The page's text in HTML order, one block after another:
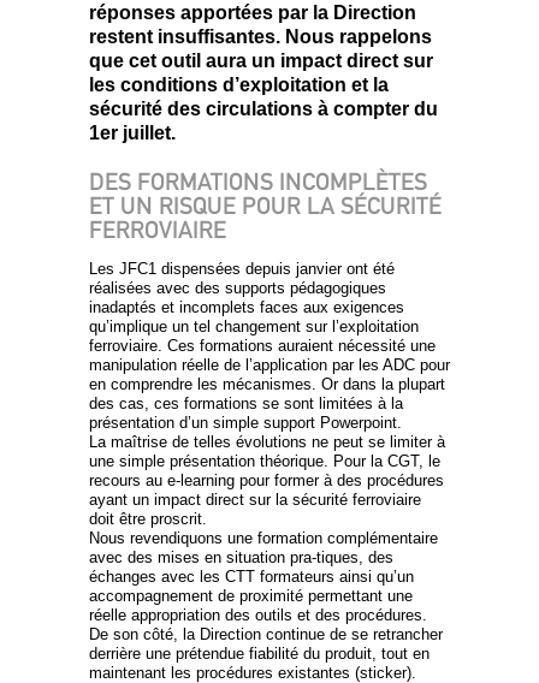
réponses apportées par la Direction
restent insuffisantes. Nous rappelons
que cet outil aura un impact direct sur
les conditions d’exploitation et la
sécurité des circulations à compter du
1er juillet.
DES FORMATIONS INCOMPLÈTES
ET UN RISQUE POUR LA SÉCURITÉ
FERROVIAIRE
Les JFC1 dispensées depuis janvier ont été
réalisées avec des supports pédagogiques
inadaptés et incomplets faces aux exigences
qu’implique un tel changement sur l’exploitation
ferroviaire. Ces formations auraient nécessité une
manipulation réelle de l’application par les ADC pour
en comprendre les mécanismes. Or dans la plupart
des cas, ces formations se sont limitées à la
présentation d’un simple support Powerpoint.
La maîtrise de telles évolutions ne peut se limiter à
une simple présentation théorique. Pour la CGT, le
recours au e-learning pour former à des procédures
ayant un impact direct sur la sécurité ferroviaire
doit être proscrit.
Nous revendiquons une formation complémentaire
avec des mises en situation pra-tiques, des
échanges avec les CTT formateurs ainsi qu’un
accompagnement de proximité permettant une
réelle appropriation des outils et des procédures.
De son côté, la Direction continue de se retrancher
derrière une prétendue fiabilité du produit, tout en
maintenant les procédures existantes (sticker).